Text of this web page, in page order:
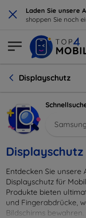
× Laden Sie unsere
shoppen Sie noch
Displayschutz
Displayschutz
Entdecken Sie unsere
Displayschutz für
Produkte bieten
und Fingerabdrücke,
Bildschirms